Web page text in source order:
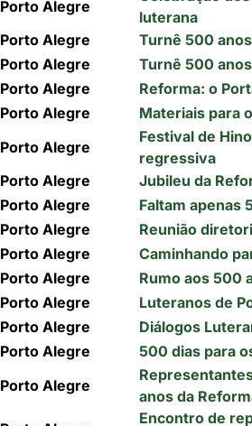
Porto Alegre
luterana
Porto Alegre
Turnê 500
Porto Alegre
Turnê 500
Porto Alegre
Reforma: o
Porto Alegre
Materiais para
Porto Alegre
Festival de
regressiva
Porto Alegre
Jubileu da
Porto Alegre
Faltam apenas
Porto Alegre
Reunião
Porto Alegre
Caminhando
Porto Alegre
Rumo aos 500
Porto Alegre
Luteranos de
Porto Alegre
Diálogos
Porto Alegre
500 dias para
Porto Alegre
anos da
Encontro de